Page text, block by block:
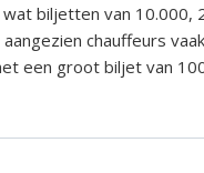
biljetten van 10.000,
chauffeurs
een groot biljet van